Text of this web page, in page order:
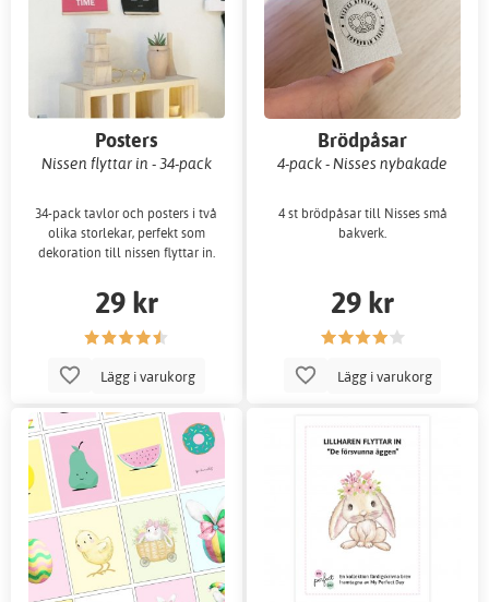
Posters
Nissen flyttar in - 34-pack
34-pack tavlor och posters i två
olika storlekar, perfekt som
dekoration till nissen flyttar in.
29 kr
Lägg i varukorg
Brödpåsar
4-pack - Nisses nybakade
4 st brödpåsar till Nisses små
bakverk.
29 kr
Lägg i varukorg